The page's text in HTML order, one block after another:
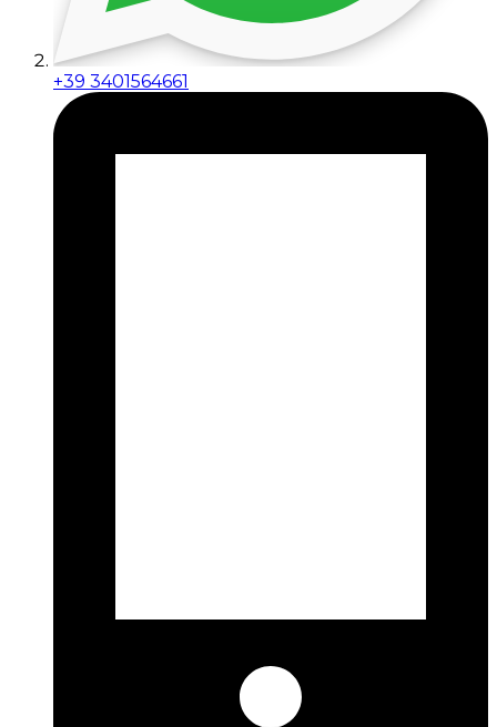
+39 3401564661